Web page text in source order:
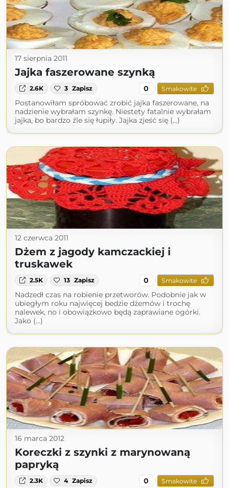
17 sierpnia 2011
Jajka faszerowane szynką
2.6K 3 Zapisz 0 Smakowite
Postanowiłam spróbować zrobić jajka faszerowane, na
nadzienie wybrałam szynkę. Niestety fatalnie wybrałam
jajka, bo bardzo źle się łupiły. Jajka zjeść się (...)
12 czerwca 2011
Dżem z jagody kamczackiej i
truskawek
2.5K 13 Zapisz 0 Smakowite
Nadzedł czas na robienie przetworów. Podobnie jak w
ubiegłym roku najwięcej bedzie dżemów i trochę
nalewek, no i obowiązkowo będą zaprawiane ogórki.
Jako (...)
16 marca 2012
Koreczki z szynki z marynowaną
papryką
2.3K 4 Zapisz 0 Smakowite